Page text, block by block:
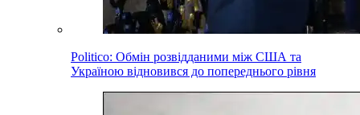
Politico: Обмін розвідданими між США та
Україною відновився до попереднього рівня